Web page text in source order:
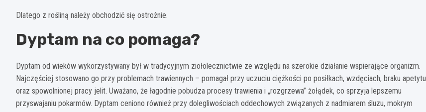
Dlatego z rośliną należy obchodzić się ostrożnie.
Dyptam na co pomaga?
Dyptam od wieków wykorzystywany był w tradycyjnym ziołolecznictwie ze względu na szerokie działanie wspierające organizm.
Najczęściej stosowano go przy problemach trawiennych – pomagał przy uczuciu ciężkości po posiłkach, wzdęciach, braku apetytu
oraz spowolnionej pracy jelit. Uważano, że łagodnie pobudza procesy trawienia i „rozgrzewa” żołądek, co sprzyja lepszemu
przyswajaniu pokarmów. Dyptam ceniono również przy dolegliwościach oddechowych związanych z nadmiarem śluzu, mokrym